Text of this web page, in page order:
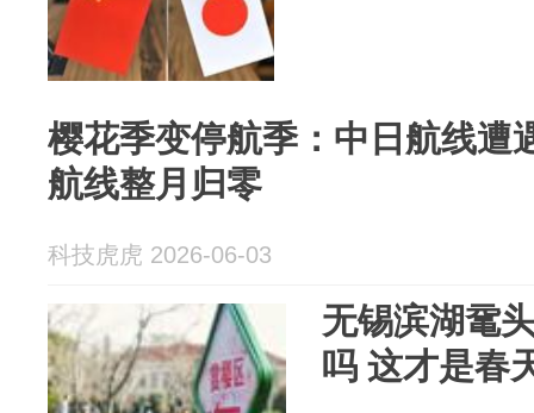
樱花季变停航季：中日航线遭
航线整月归零
科技虎虎 2026-06-03
无锡滨湖鼋
吗 这才是春